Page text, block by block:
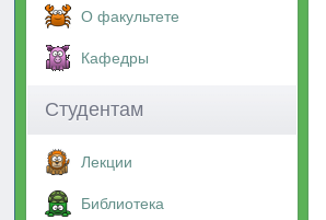
О факультете
Кафедры
Студентам
Лекции
Библиотека